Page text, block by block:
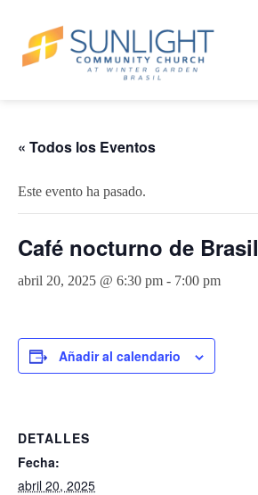
« Todos los Eventos
Este evento ha pasado.
Café nocturno de Brasil
abril 20, 2025 @ 6:30 pm - 7:00 pm
Añadir al calendario
DETALLES
Fecha:
abril 20, 2025